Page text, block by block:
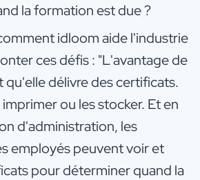
la formation est due ?
idloom aide l'industrie
ces défis : "L'avantage de
qu'elle délivre des certificats.
ou les stocker. Et en
d'administration, les
employés peuvent voir et
pour déterminer quand la